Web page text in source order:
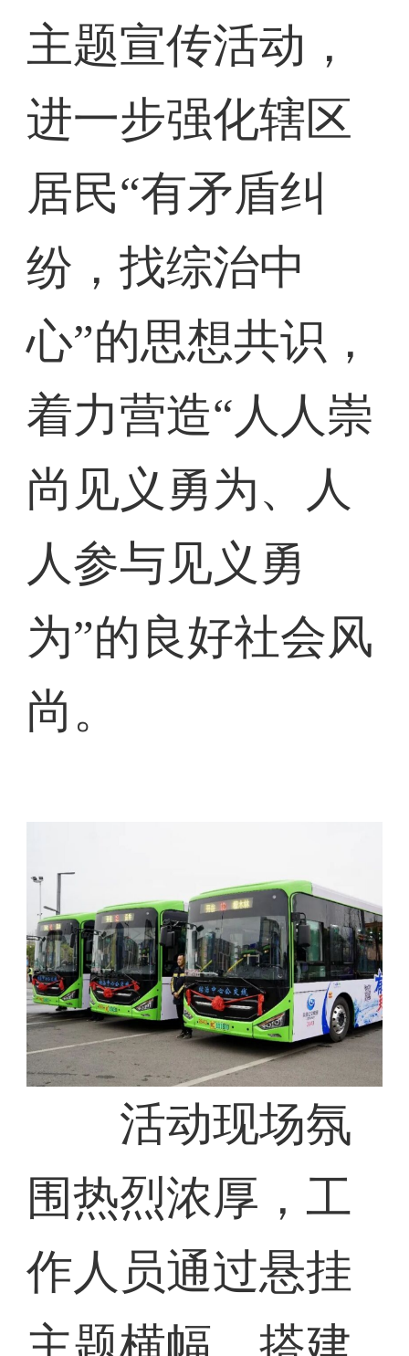
主题宣传活动，
进一步强化辖区
居民“有矛盾纠
纷，找综治中
心”的思想共识，
着力营造“人人崇
尚见义勇为、人
人参与见义勇
为”的良好社会风
尚。
活动现场氛
围热烈浓厚，工
作人员通过悬挂
主题横幅、搭建